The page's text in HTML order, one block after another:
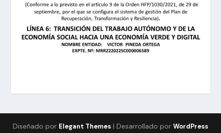
Diseñado por Elegant Themes | Desarrollado por WordPress